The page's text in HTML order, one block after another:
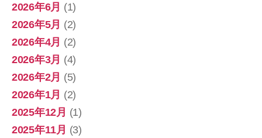
2026年6月 (1)
2026年5月 (2)
2026年4月 (2)
2026年3月 (4)
2026年2月 (5)
2026年1月 (2)
2025年12月 (1)
2025年11月 (3)